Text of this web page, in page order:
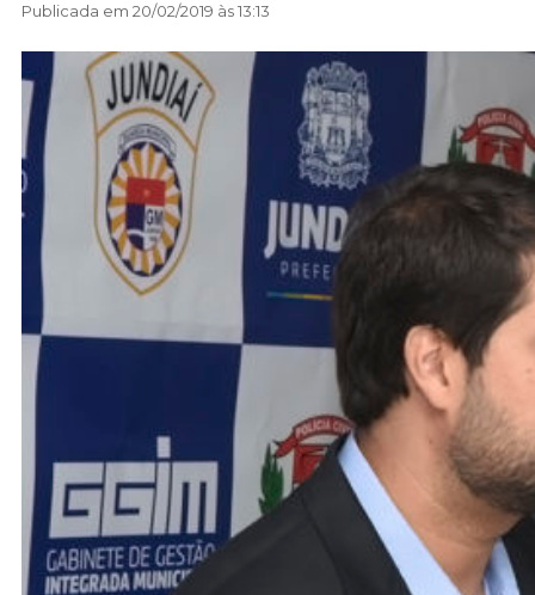
Publicada em 20/02/2019 às 13:13